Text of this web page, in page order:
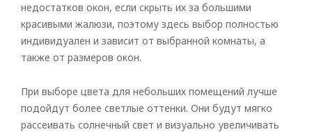
недостатков окон, если скрыть их за большими
красивыми жалюзи, поэтому здесь выбор полностью
индивидуален и зависит от выбранной комнаты, а
также от размеров окон.
При выборе цвета для небольших помещений лучше
подойдут более светлые оттенки. Они будут мягко
рассеивать солнечный свет и визуально увеличивать